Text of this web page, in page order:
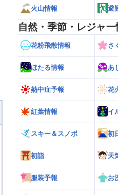
火山情報 避
自然・季節・レジャー
花粉飛散情報 さ
ほたる情報 あ
熱中症予報 花
紅葉情報 イ
スキー＆スノボ 初
初詣 天
服装予報 お